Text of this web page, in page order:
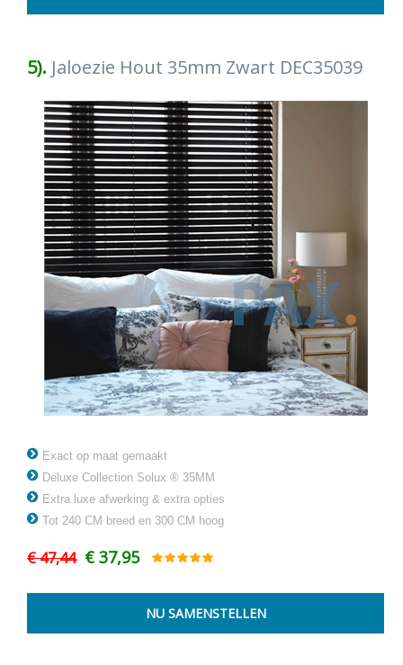
5). Jaloezie Hout 35mm Zwart DEC35039
Exact op maat gemaakt
Deluxe Collection Solux ® 35MM
Extra luxe afwerking & extra opties
Tot 240 CM breed en 300 CM hoog
€ 47,44 € 37,95